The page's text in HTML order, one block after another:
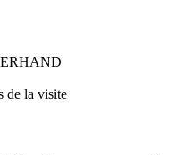
de la visite